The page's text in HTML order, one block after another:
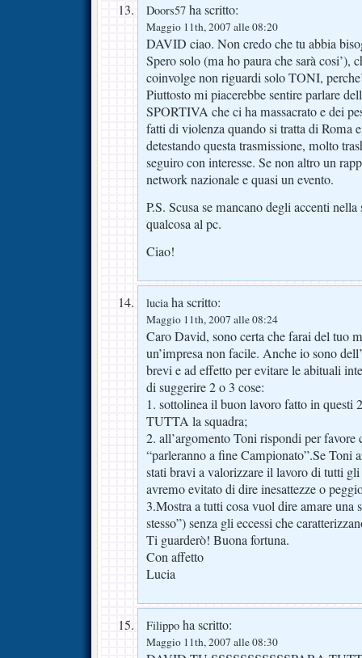
Doors57 ha scritto:
Maggio 11th, 2007 alle 08:20
DAVID ciao. Non credo che tu abbia
Spero solo (ma ho paura che sarà cosi’),
coinvolge non riguardi solo TONI,
Piuttosto mi piacerebbe sentire parlare
SPORTIVA che ci ha massacrato e dei
fatti di violenza quando si tratta di Roma
detestando questa trasmissione, molto
seguiro con interesse. Se non altro un
network nazionale e quasi un evento.
P.S. Scusa se mancano degli accenti
qualcosa al pc.
Ciao!
luciaha scritto:
Maggio 11th, 2007 alle 08:24
Caro David, sono certa che farai del tuo
un’impresa non facile. Anche io sono
brevi e ad effetto per evitare le abituali
di suggerire 2 o 3 cose:
1. sottolinea il buon lavoro fatto in questi
TUTTA la squadra;
2. all’argomento Toni rispondi per favore
“parleranno a fine Campionato”.Se Toni
stati bravi a valorizzare il lavoro di tutti
avremo evitato di dire inesattezze o
3.Mostra a tutti cosa vuol dire amare una
stesso”) senza gli eccessi che
Ti guarderò! Buona fortuna.
Con affetto
Lucia
Filippo ha scritto:
Maggio 11th, 2007 alle 08:30